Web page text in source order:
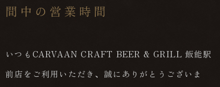
間中の営業時間
いつもCARVAAN CRAFT BEER & GRILL 飯能駅
前店をご利用いただき、誠にありがとうございま